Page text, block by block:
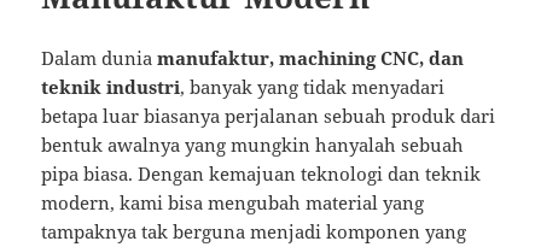
Dalam duniamanufaktur, machining CNC, dan
teknik industri, banyak yang tidak menyadari
betapa luar biasanya perjalanan sebuah produk dari
bentuk awalnya yang mungkin hanyalah sebuah
pipa biasa. Dengan kemajuan teknologi dan teknik
modern, kami bisa mengubah material yang
tampaknya tak berguna menjadi komponen yang